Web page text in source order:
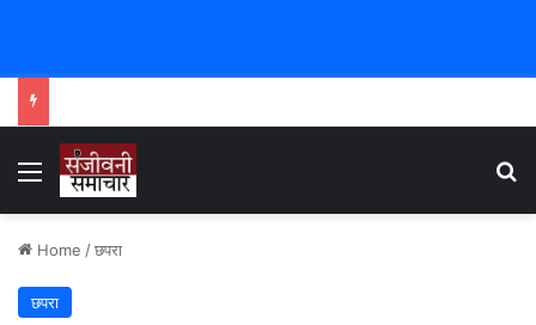
Menu
Home /छपरा
छपरा